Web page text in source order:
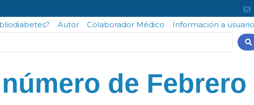
Autor Colaborador Médico Información a
de